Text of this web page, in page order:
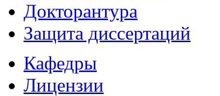
Докторантура
Защита диссертаций
Кафедры
Лицензии